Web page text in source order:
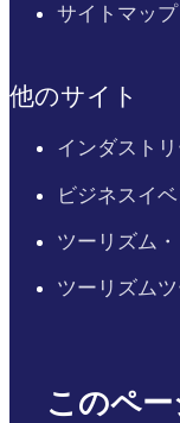
サイトマップ
他のサイト
インダスト
ビジネスイベ
ツーリズム
ツーリズム
このペ